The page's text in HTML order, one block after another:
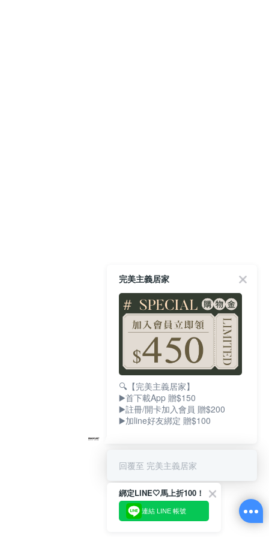
完美主義居家
🔍【完美主義居家】
▶️首下載App 贈$150
▶️註冊/開卡加入會員 贈$200
▶️加line好友綁定 贈$100
回覆至 完美主義居家
綁定LINE🤍馬上折100！
連結 LINE 帳號